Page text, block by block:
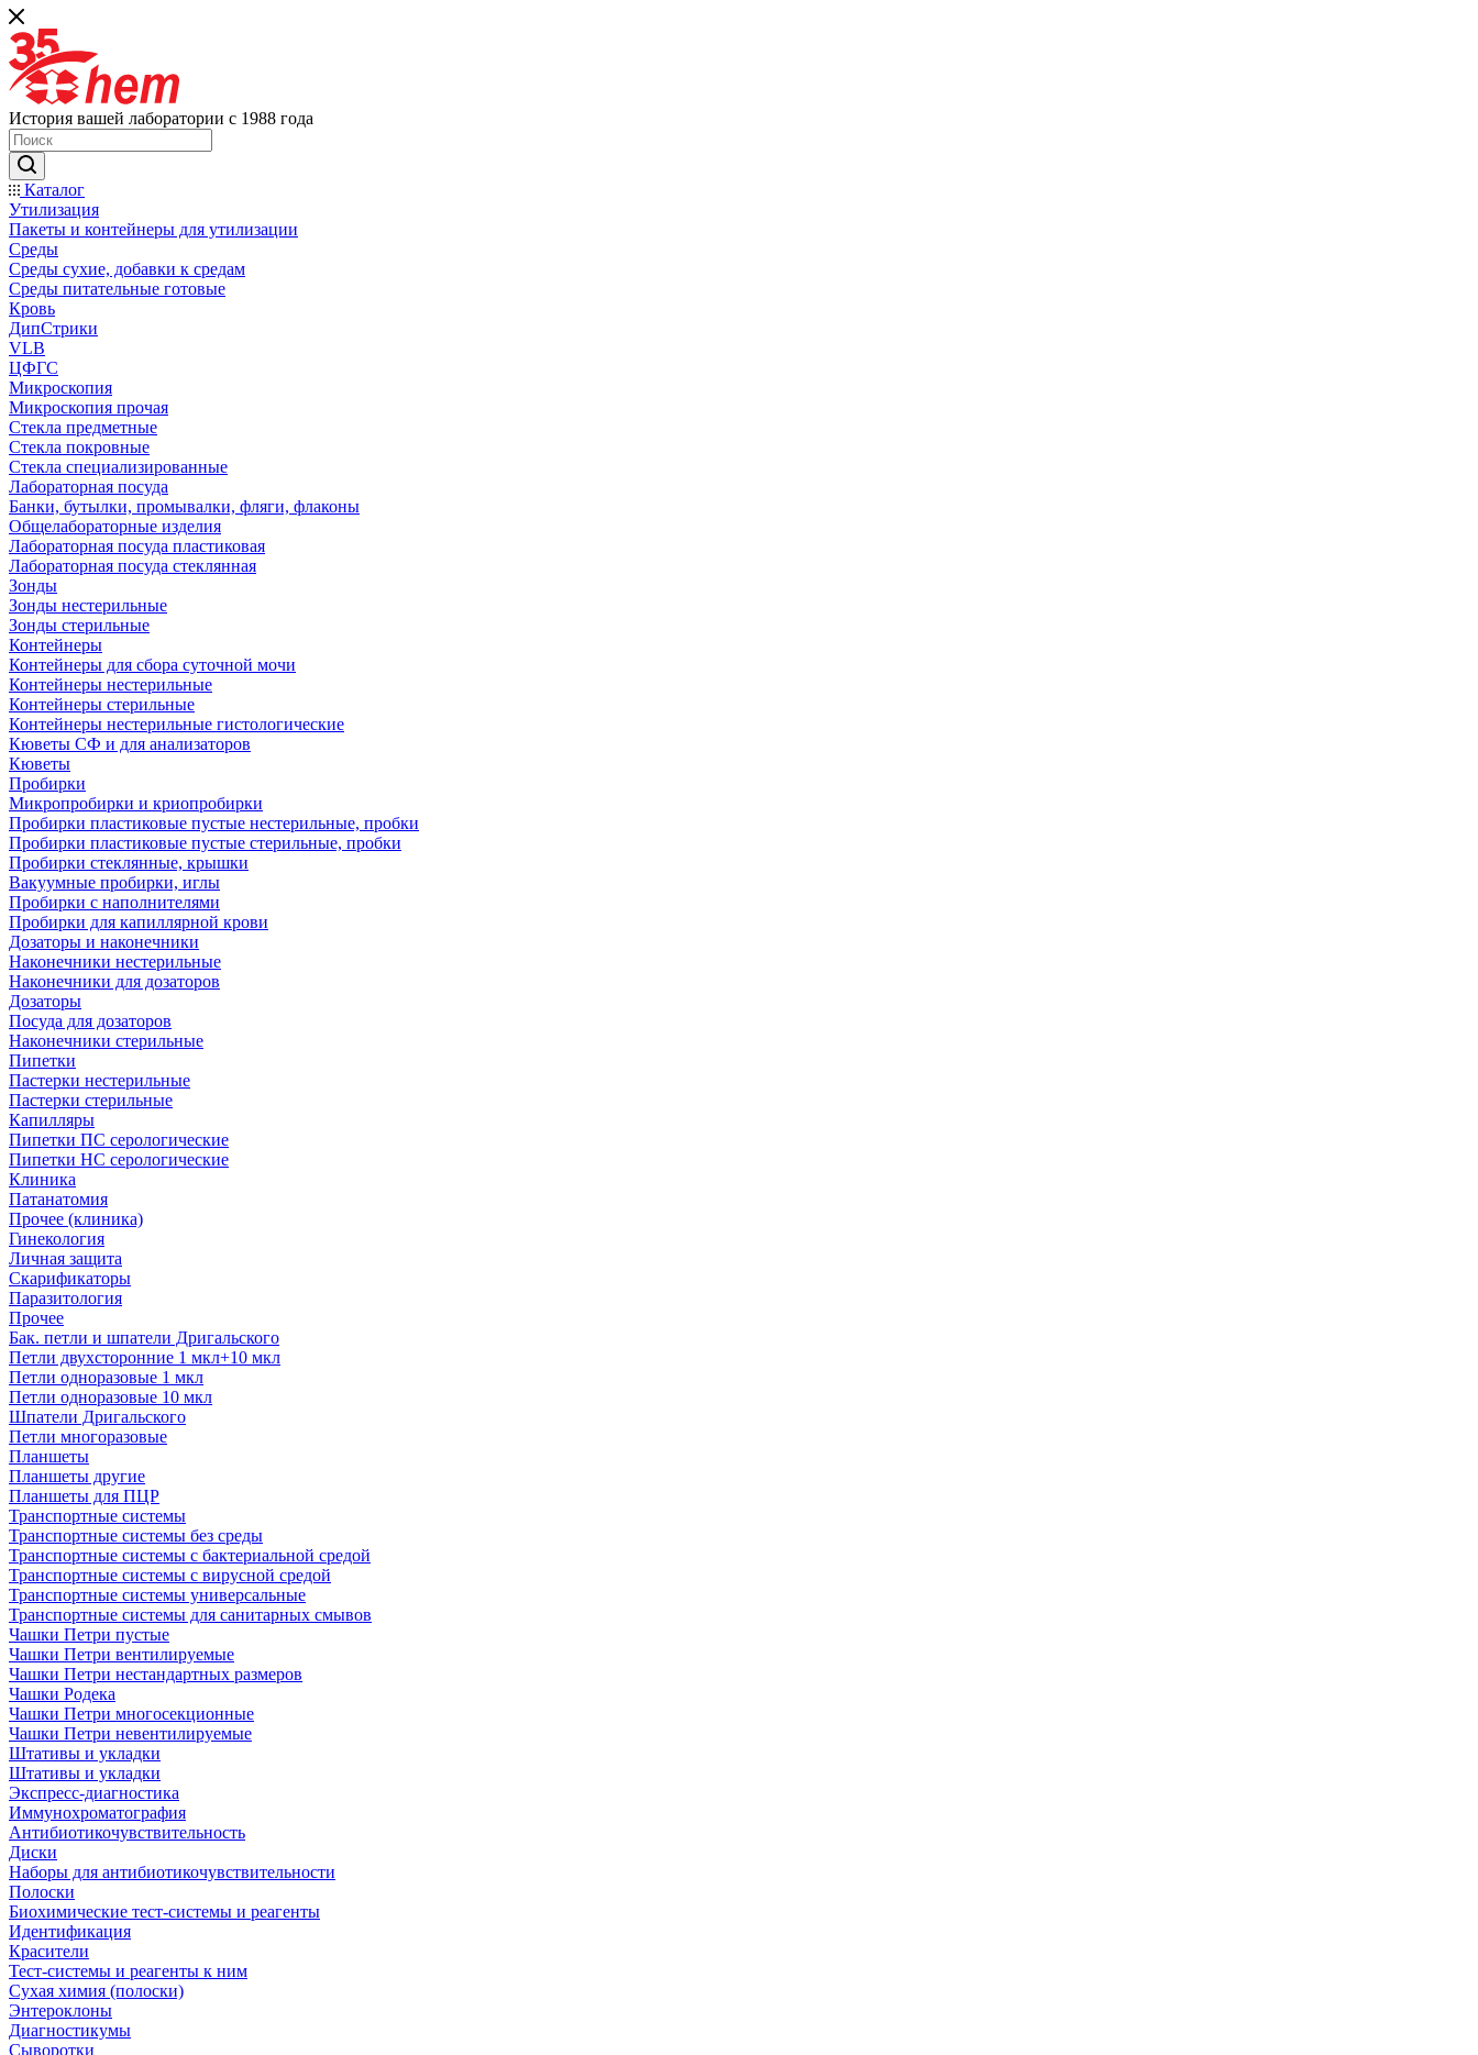
История вашей лаборатории с 1988 года
Каталог
Утилизация
Пакеты и контейнеры для утилизации
Среды
Среды сухие, добавки к средам
Среды питательные готовые
Кровь
ДипСтрики
VLB
ЦФГС
Микроскопия
Микроскопия прочая
Стекла предметные
Стекла покровные
Стекла специализированные
Лабораторная посуда
Банки, бутылки, промывалки, фляги, флаконы
Общелабораторные изделия
Лабораторная посуда пластиковая
Лабораторная посуда стеклянная
Зонды
Зонды нестерильные
Зонды стерильные
Контейнеры
Контейнеры для сбора суточной мочи
Контейнеры нестерильные
Контейнеры стерильные
Контейнеры нестерильные гистологические
Кюветы СФ и для анализаторов
Кюветы
Пробирки
Микропробирки и криопробирки
Пробирки пластиковые пустые нестерильные, пробки
Пробирки пластиковые пустые стерильные, пробки
Пробирки стеклянные, крышки
Вакуумные пробирки, иглы
Пробирки с наполнителями
Пробирки для капиллярной крови
Дозаторы и наконечники
Наконечники нестерильные
Наконечники для дозаторов
Дозаторы
Посуда для дозаторов
Наконечники стерильные
Пипетки
Пастерки нестерильные
Пастерки стерильные
Капилляры
Пипетки ПС серологические
Пипетки НС серологические
Клиника
Патанатомия
Прочее (клиника)
Гинекология
Личная защита
Скарификаторы
Паразитология
Прочее
Бак. петли и шпатели Дригальского
Петли двухсторонние 1 мкл+10 мкл
Петли одноразовые 1 мкл
Петли одноразовые 10 мкл
Шпатели Дригальского
Петли многоразовые
Планшеты
Планшеты другие
Планшеты для ПЦР
Транспортные системы
Транспортные системы без среды
Транспортные системы с бактериальной средой
Транспортные системы с вирусной средой
Транспортные системы универсальные
Транспортные системы для санитарных смывов
Чашки Петри пустые
Чашки Петри вентилируемые
Чашки Петри нестандартных размеров
Чашки Родека
Чашки Петри многосекционные
Чашки Петри невентилируемые
Штативы и укладки
Штативы и укладки
Экспресс-диагностика
Иммунохроматография
Антибиотикочувствительность
Диски
Наборы для антибиотикочувствительности
Полоски
Биохимические тест-системы и реагенты
Идентификация
Красители
Тест-системы и реагенты к ним
Сухая химия (полоски)
Энтероклоны
Диагностикумы
Сыворотки